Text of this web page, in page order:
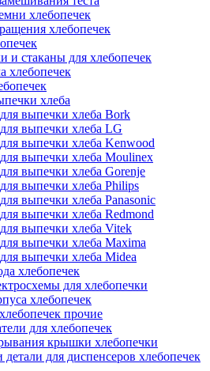
хлебопечек
хлебопечек
и стаканы для хлебопечек
хлебопечек
хлеба
выпечки хлеба Bork
выпечки хлеба LG
выпечки хлеба Kenwood
выпечки хлеба Moulinex
выпечки хлеба Gorenje
выпечки хлеба Philips
выпечки хлеба Panasonic
выпечки хлеба Redmond
выпечки хлеба Vitek
выпечки хлеба Maxima
выпечки хлеба Midea
хлебопечек
для хлебопечки
хлебопечек
прочие
для хлебопечек
крышки хлебопечки
для диспенсеров хлебопечек